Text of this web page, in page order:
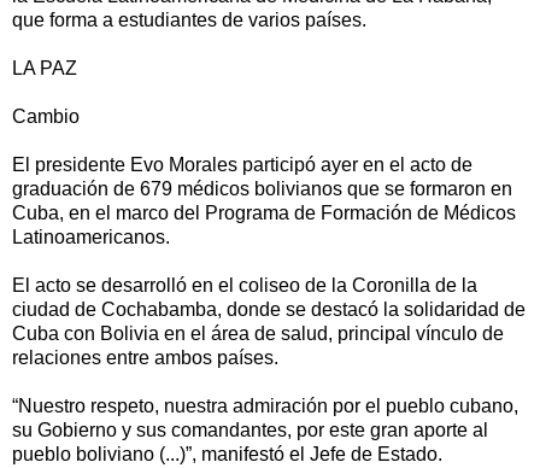
que forma a estudiantes de varios países.
LA PAZ
Cambio
El presidente Evo Morales participó ayer en el acto de
graduación de 679 médicos bolivianos que se formaron en
Cuba, en el marco del Programa de Formación de Médicos
Latinoamericanos.
El acto se desarrolló en el coliseo de la Coronilla de la
ciudad de Cochabamba, donde se destacó la solidaridad de
Cuba con Bolivia en el área de salud, principal vínculo de
relaciones entre ambos países.
“Nuestro respeto, nuestra admiración por el pueblo cubano,
su Gobierno y sus comandantes, por este gran aporte al
pueblo boliviano (...)”, manifestó el Jefe de Estado.